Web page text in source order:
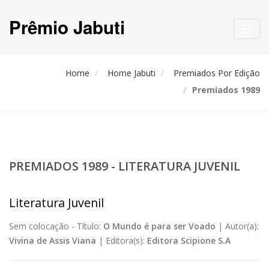
Prêmio Jabuti
Home Home Jabuti
Premiados Por Edição
Premiados 1989
PREMIADOS 1989 - LITERATURA JUVENIL
Literatura Juvenil
Sem colocação - Título: O Mundo é para ser Voado | Autor(a):
Vivina de Assis Viana | Editora(s): Editora Scipione S.A